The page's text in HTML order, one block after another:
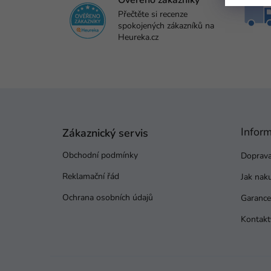
Přečtěte si recenze
spokojených zákazníků na
Heureka.cz
Zákaznický servis
Obchodní podmínky
Reklamační řád
Ochrana osobních údajů
Jak